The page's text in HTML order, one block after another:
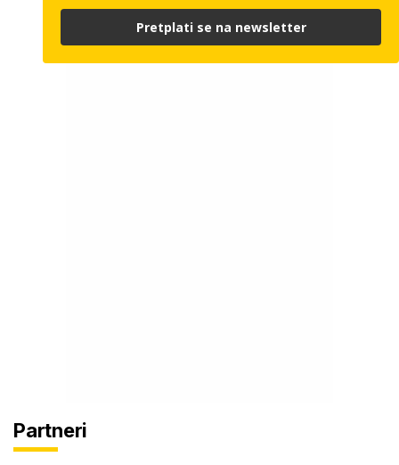
Partneri
Pretplati se na newsletter